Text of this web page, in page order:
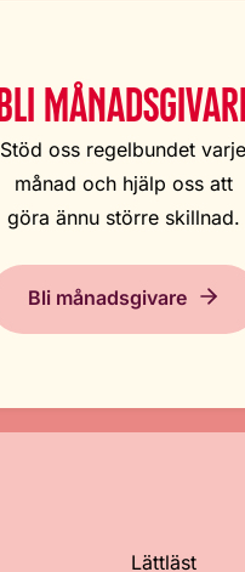
Stöd oss regelbundet varje
månad och hjälp oss att
göra ännu större skillnad.
Bli månadsgivare
Lättläst